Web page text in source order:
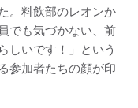
。料飲部のレオンか
でも気づかない、前
しいです！」という
参加者たちの顔が印